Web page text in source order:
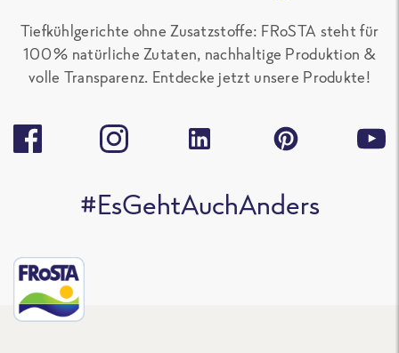
Tiefkühlgerichte ohne Zusatzstoffe: FRoSTA steht für
100 % natürliche Zutaten, nachhaltige Produktion &
volle Transparenz. Entdecke jetzt unsere Produkte!
#EsGehtAuchAnders